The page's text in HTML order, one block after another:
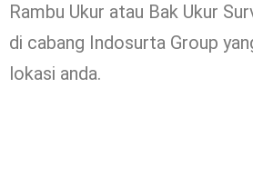
Rambu Ukur atau Bak Ukur
di cabang Indosurta Group
lokasi anda.